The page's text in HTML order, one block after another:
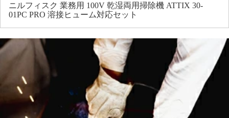
ニルフィスク 業務用 100V 乾湿両用掃除機 ATTIX 30-
01PC PRO 溶接ヒューム対応セット